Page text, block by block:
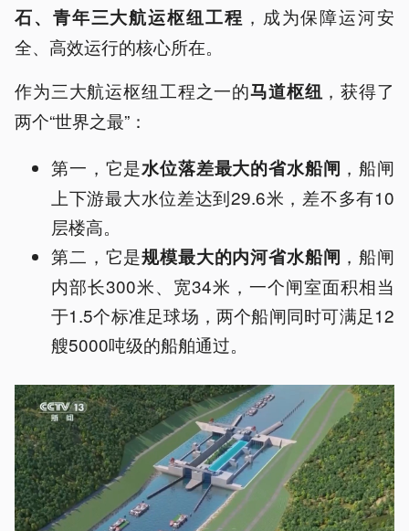
石、青年三大航运枢纽工程 ，成为保障运河安
全、高效运行的核心所在。
作为三大航运枢纽工程之一的马道枢纽 ，获得了
两个“世界之最”：
第一，它是水位落差最大的省水船闸 ，船闸
上下游最大水位差达到29.6米，差不多有10
层楼高。
第二，它是规模最大的内河省水船闸 ，船闸
内部长300米、宽34米，一个闸室面积相当
于1.5个标准足球场，两个船闸同时可满足12
艘5000吨级的船舶通过。